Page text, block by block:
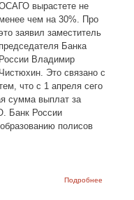
вырастете не
менее чем на 30%. Про
заявил заместитель
председателя Банка
России Владимир
Чистюхин. Это связано с
что с 1 апреля сего
сумма выплат за
Банк России
полисов
Подробнее